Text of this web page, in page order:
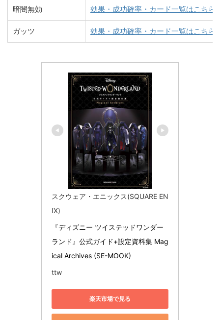
暗闇無効 効果・成功確率・カード一覧はこちら
ガッツ 効果・成功確率・カード一覧はこちら
スクウェア・エニックス(SQUARE EN
IX)
『ディズニー ツイステッドワンダー
ランド』公式ガイド+設定資料集 Mag
ical Archives (SE-MOOK)
ttw
楽天市場で見る